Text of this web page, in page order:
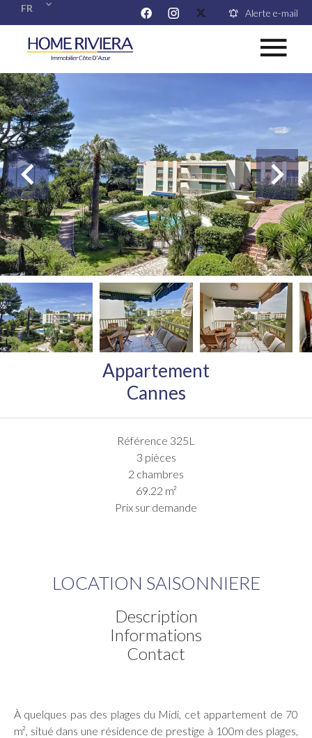
FR Alerte e-mail
Appartement
Cannes
Référence 325L
3 pièces
2 chambres
69.22 m²
Prix sur demande
LOCATION SAISONNIERE
Description
Informations
Contact
À quelques pas des plages du Midi, cet appartement de 70
m², situé dans une résidence de prestige à 100m des plages,